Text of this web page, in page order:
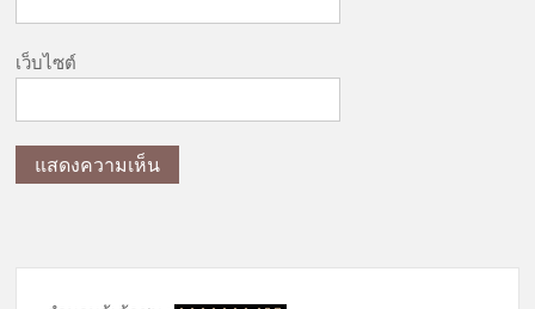
เว็บไซต์